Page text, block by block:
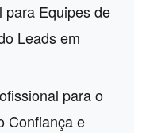
para Equipes de
Leads em
para o
Confiança e